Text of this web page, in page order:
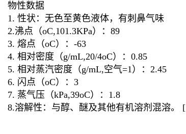
物性数据
1. 性状：无色至黄色液体，有刺鼻气味
2.沸点（oC,101.3KPa）：89
3. 熔点（oC）：-63
4. 相对密度（g/mL,20/4oC）：0.85
5. 相对蒸汽密度（g/mL,空气=1）：2.45
6. 闪点（oC）：3
7. 蒸气压（kPa,39oC）：1.8
8.溶解性：与醇、醚及其他有机溶剂混溶。 [